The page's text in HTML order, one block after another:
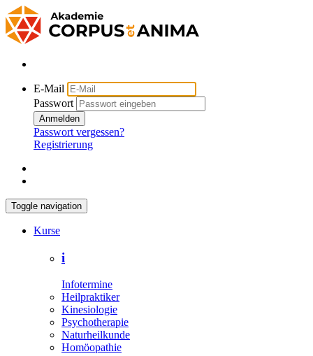
E-Mail
Passwort
Anmelden
Passwort vergessen?
Registrierung
Toggle navigation
Kurse
i
Infotermine
Heilpraktiker
Kinesiologie
Psychotherapie
Naturheilkunde
Homöopathie